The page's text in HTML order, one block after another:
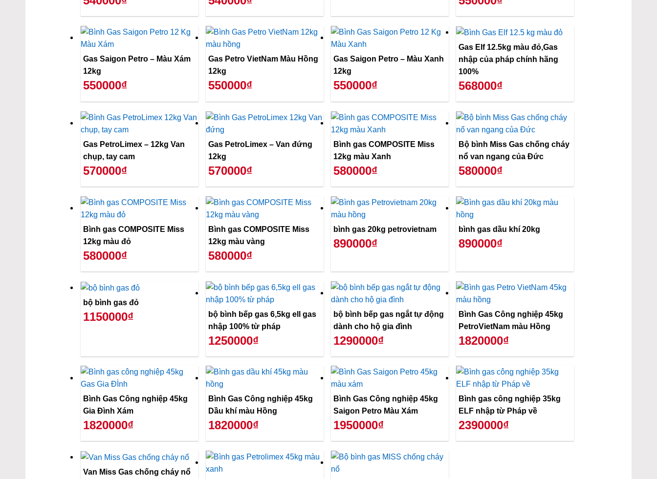
Gas Saigon Petro – Màu Xám
12kg
550000₫
Gas Petro VietNam Màu Hồng
12kg
550000₫
Gas Saigon Petro – Màu Xanh
12kg
550000₫
Gas Elf 12.5kg màu đỏ,Gas
nhập của pháp chính hãng
100%
568000₫
Gas PetroLimex – 12kg Van
chụp, tay cam
570000₫
Gas PetroLimex – Van đứng
12kg
570000₫
Bình gas COMPOSITE Miss
12kg màu Xanh
580000₫
Bộ bình Miss Gas chống cháy
nổ van ngang của Đức
580000₫
Bình gas COMPOSITE Miss
12kg màu đỏ
580000₫
Bình gas COMPOSITE Miss
12kg màu vàng
580000₫
bình gas 20kg petrovietnam
890000₫
bình gas dầu khí 20kg
890000₫
bộ bình gas đỏ
1150000₫
bộ bình bếp gas 6,5kg ell gas
nhập 100% từ pháp
1250000₫
bộ bình bếp gas ngắt tự động
dành cho hộ gia đình
1290000₫
Bình Gas Công nghiệp 45kg
PetroVietNam màu Hồng
1820000₫
Bình Gas Công nghiệp 45kg
Gia Đình Xám
1820000₫
Bình Gas Công nghiệp 45kg
Dầu khí màu Hồng
1820000₫
Bình Gas Công nghiệp 45kg
Saigon Petro Màu Xám
1950000₫
Bình gas công nghiệp 35kg
ELF nhập từ Pháp về
2390000₫
Van Miss Gas chống cháy nổ